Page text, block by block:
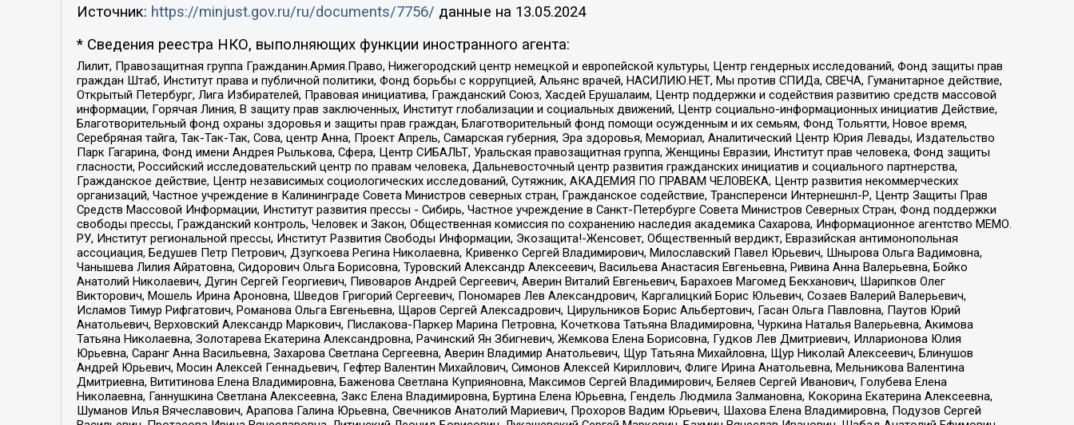
Источник: https://minjust.gov.ru/ru/documents/7756/ данные на 13.05.2024
* Сведения реестра НКО, выполняющих функции иностранного агента:
Лилит, Правозащитная группа Гражданин.Армия.Право, Нижегородский центр немецкой и европейской культуры, Центр гендерных исследований, Фонд защиты прав
граждан Штаб, Институт права и публичной политики, Фонд борьбы с коррупцией, Альянс врачей, НАСИЛИЮ.НЕТ, Мы против СПИДа, СВЕЧА, Гуманитарное действие,
Открытый Петербург, Лига Избирателей, Правовая инициатива, Гражданский Союз, Хасдей Ерушалаим, Центр поддержки и содействия развитию средств массовой
информации, Горячая Линия, В защиту прав заключенных, Институт глобализации и социальных движений, Центр социально-информационных инициатив Действие,
Благотворительный фонд охраны здоровья и защиты прав граждан, Благотворительный фонд помощи осужденным и их семьям, Фонд Тольятти, Новое время,
Серебряная тайга, Так-Так-Так, Сова, центр Анна, Проект Апрель, Самарская губерния, Эра здоровья, Мемориал, Аналитический Центр Юрия Левады, Издательство
Парк Гагарина, Фонд имени Андрея Рылькова, Сфера, Центр СИБАЛЬТ, Уральская правозащитная группа, Женщины Евразии, Институт прав человека, Фонд защиты
гласности, Российский исследовательский центр по правам человека, Дальневосточный центр развития гражданских инициатив и социального партнерства,
Гражданское действие, Центр независимых социологических исследований, Сутяжник, АКАДЕМИЯ ПО ПРАВАМ ЧЕЛОВЕКА, Центр развития некоммерческих
организаций, Частное учреждение в Калининграде Совета Министров северных стран, Гражданское содействие, Трансперенси Интернешнл-Р, Центр Защиты Прав
Средств Массовой Информации, Институт развития прессы - Сибирь, Частное учреждение в Санкт-Петербурге Совета Министров Северных Стран, Фонд поддержки
свободы прессы, Гражданский контроль, Человек и Закон, Общественная комиссия по сохранению наследия академика Сахарова, Информационное агентство МЕМО.
РУ, Институт региональной прессы, Институт Развития Свободы Информации, Экозащита!-Женсовет, Общественный вердикт, Евразийская антимонопольная
ассоциация, Бедушев Петр Петрович, Дзугкоева Регина Николаевна, Кривенко Сергей Владимирович, Милославский Павел Юрьевич, Шнырова Ольга Вадимовна,
Чанышева Лилия Айратовна, Сидорович Ольга Борисовна, Туровский Александр Алексеевич, Васильева Анастасия Евгеньевна, Ривина Анна Валерьевна, Бойко
Анатолий Николаевич, Дугин Сергей Георгиевич, Пивоваров Андрей Сергеевич, Аверин Виталий Евгеньевич, Барахоев Магомед Бекханович, Шарипков Олег
Викторович, Мошель Ирина Ароновна, Шведов Григорий Сергеевич, Пономарев Лев Александрович, Каргалицкий Борис Юльевич, Созаев Валерий Валерьевич,
Исламов Тимур Рифгатович, Романова Ольга Евгеньевна, Щаров Сергей Алексадрович, Цирульников Борис Альбертович, Гасан Ольга Павловна, Паутов Юрий
Анатольевич, Верховский Александр Маркович, Пислакова-Паркер Марина Петровна, Кочеткова Татьяна Владимировна, Чуркина Наталья Валерьевна, Акимова
Татьяна Николаевна, Золотарева Екатерина Александровна, Рачинский Ян Збигневич, Жемкова Елена Борисовна, Гудков Лев Дмитриевич, Илларионова Юлия
Юрьевна, Саранг Анна Васильевна, Захарова Светлана Сергеевна, Аверин Владимир Анатольевич, Щур Татьяна Михайловна, Щур Николай Алексеевич, Блинушов
Андрей Юрьевич, Мосин Алексей Геннадьевич, Гефтер Валентин Михайлович, Симонов Алексей Кириллович, Флиге Ирина Анатольевна, Мельникова Валентина
Дмитриевна, Вититинова Елена Владимировна, Баженова Светлана Куприяновна, Максимов Сергей Владимирович, Беляев Сергей Иванович, Голубева Елена
Николаевна, Ганнушкина Светлана Алексеевна, Закс Елена Владимировна, Буртина Елена Юрьевна, Гендель Людмила Залмановна, Кокорина Екатерина Алексеевна,
Шуманов Илья Вячеславович, Арапова Галина Юрьевна, Свечников Анатолий Мариевич, Прохоров Вадим Юрьевич, Шахова Елена Владимировна, Подузов Сергей